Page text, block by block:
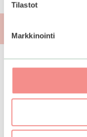
Tilastot
Markkinointi